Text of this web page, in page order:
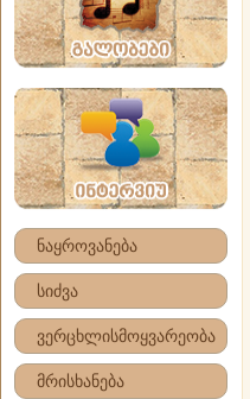
ნაყროვანება
სიძვა
ვერცხლისმოყვარეობა
მრისხანება